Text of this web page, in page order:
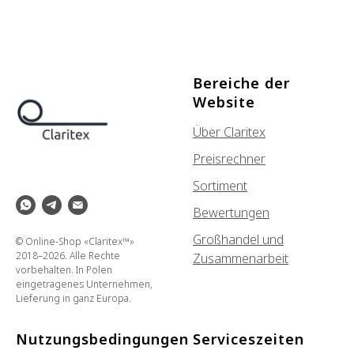
© Online-Shop «Claritex™»
2018–2026. Alle Rechte
vorbehalten. In Polen
eingetragenes Unternehmen,
Lieferung in ganz Europa.
Bereiche der
Website
Über Claritex
Preisrechner
Sortiment
Bewertungen
Großhandel und
Zusammenarbeit
Nutzungsbedingungen Serviceszeiten